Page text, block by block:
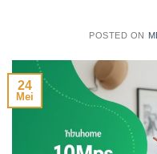
POSTED ON
24
Mei